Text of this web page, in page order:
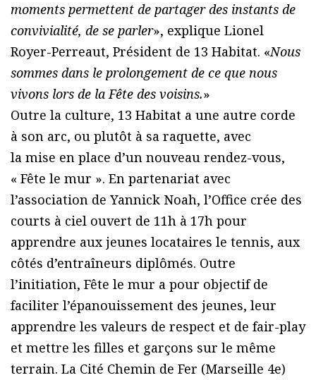
moments permettent de partager des instants de
convivialité, de se parler», explique Lionel
Royer-Perreaut, Président de 13 Habitat. «Nous
sommes dans le prolongement de ce que nous
vivons lors de la Fête des voisins.»
Outre la culture, 13 Habitat a une autre corde
à son arc, ou plutôt à sa raquette, avec
la mise en place d’un nouveau rendez-vous,
« Fête le mur ». En partenariat avec
l’association de Yannick Noah, l’Office crée des
courts à ciel ouvert de 11h à 17h pour
apprendre aux jeunes locataires le tennis, aux
côtés d’entraîneurs diplômés. Outre
l’initiation, Fête le mur a pour objectif de
faciliter l’épanouissement des jeunes, leur
apprendre les valeurs de respect et de fair-play
et mettre les filles et garçons sur le même
terrain. La Cité Chemin de Fer (Marseille 4e)